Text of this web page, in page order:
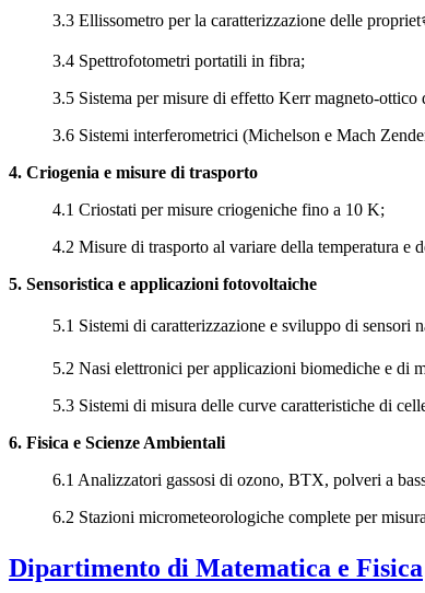
3.3 Ellissometro per la caratterizzazione delle
3.4 Spettrofotometri portatili in fibra;
3.5 Sistema per misure di effetto Kerr magneto-
3.6 Sistemi interferometrici (Michelson e Mach
4. Criogenia e misure di trasporto
4.1 Criostati per misure criogeniche fino a 10 K;
4.2 Misure di trasporto al variare della temperatura e
5. Sensoristica e applicazioni fotovoltaiche
5.1 Sistemi di caratterizzazione e sviluppo di
5.2 Nasi elettronici per applicazioni biomediche e di
5.3 Sistemi di misura delle curve caratteristiche di
6. Fisica e Scienze Ambientali
6.1 Analizzatori gassosi di ozono, BTX, polveri a
6.2 Stazioni micrometeorologiche complete per
Dipartimento di Matematica e Fisica